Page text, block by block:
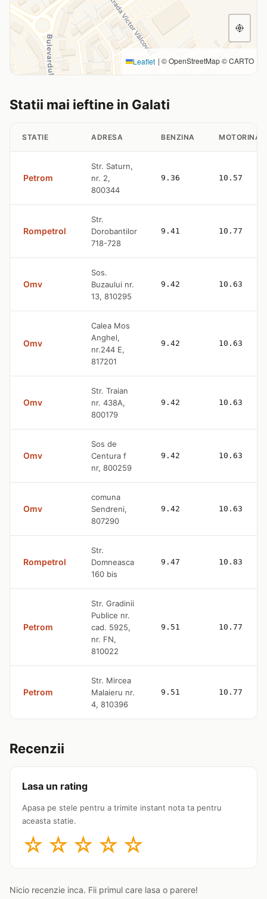
Leaflet | © OpenStreetMap © CARTO
Statii mai ieftine in Galati
STATIE ADRESA BENZINA MOTORINA
Petrom
Str. Saturn,
nr. 2,
800344
9.36 10.57
Rompetrol
Str.
Dorobantilor
718-728
9.41 10.77
Omv
Sos.
Buzaului nr.
13, 810295
9.42 10.63
Omv
Calea Mos
Anghel,
nr.244 E,
817201
9.42 10.63
Omv
Str. Traian
nr. 438A,
800179
9.42 10.63
Omv
Sos de
Centura f
nr, 800259
9.42 10.63
Omv
comuna
Sendreni,
807290
9.42 10.63
Rompetrol
Str.
Domneasca
160 bis
9.47 10.83
Petrom
Str. Gradinii
Publice nr.
cad. 5925,
nr. FN,
810022
9.51 10.77
Petrom
Str. Mircea
Malaieru nr.
4, 810396
9.51 10.77
Recenzii
Lasa un rating
Apasa pe stele pentru a trimite instant nota ta pentru
aceasta statie.
☆ ☆ ☆ ☆ ☆
Nicio recenzie inca. Fii primul care lasa o parere!